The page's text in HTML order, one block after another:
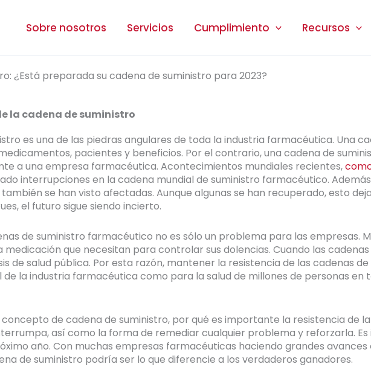
Sobre nosotros Servicios Cumplimiento Recursos
¿Está preparada su cadena de suministro para 2023?
la cadena de suministro
es una de las piedras angulares de toda la industria farmacéutica. Una
pacientes y beneficios. Por el contrario, una cadena de
a una empresa farmacéutica. Acontecimientos mundiales recientes,
interrupciones en la cadena mundial de suministro farmacéutico.
se han visto afectadas. Aunque algunas se han recuperado, esto
el futuro sigue siendo incierto.
de suministro farmacéutico no es sólo un problema para las empresas.
que necesitan para controlar sus dolencias. Cuando las
de salud pública. Por esta razón, mantener la resistencia de las cadenas
la industria farmacéutica como para la salud de millones de personas en
de cadena de suministro, por qué es importante la resistencia de
así como la forma de remediar cualquier problema y reforzarla.
año. Con muchas empresas farmacéuticas haciendo grandes
de suministro podría ser lo que diferencie a los verdaderos ganadores.